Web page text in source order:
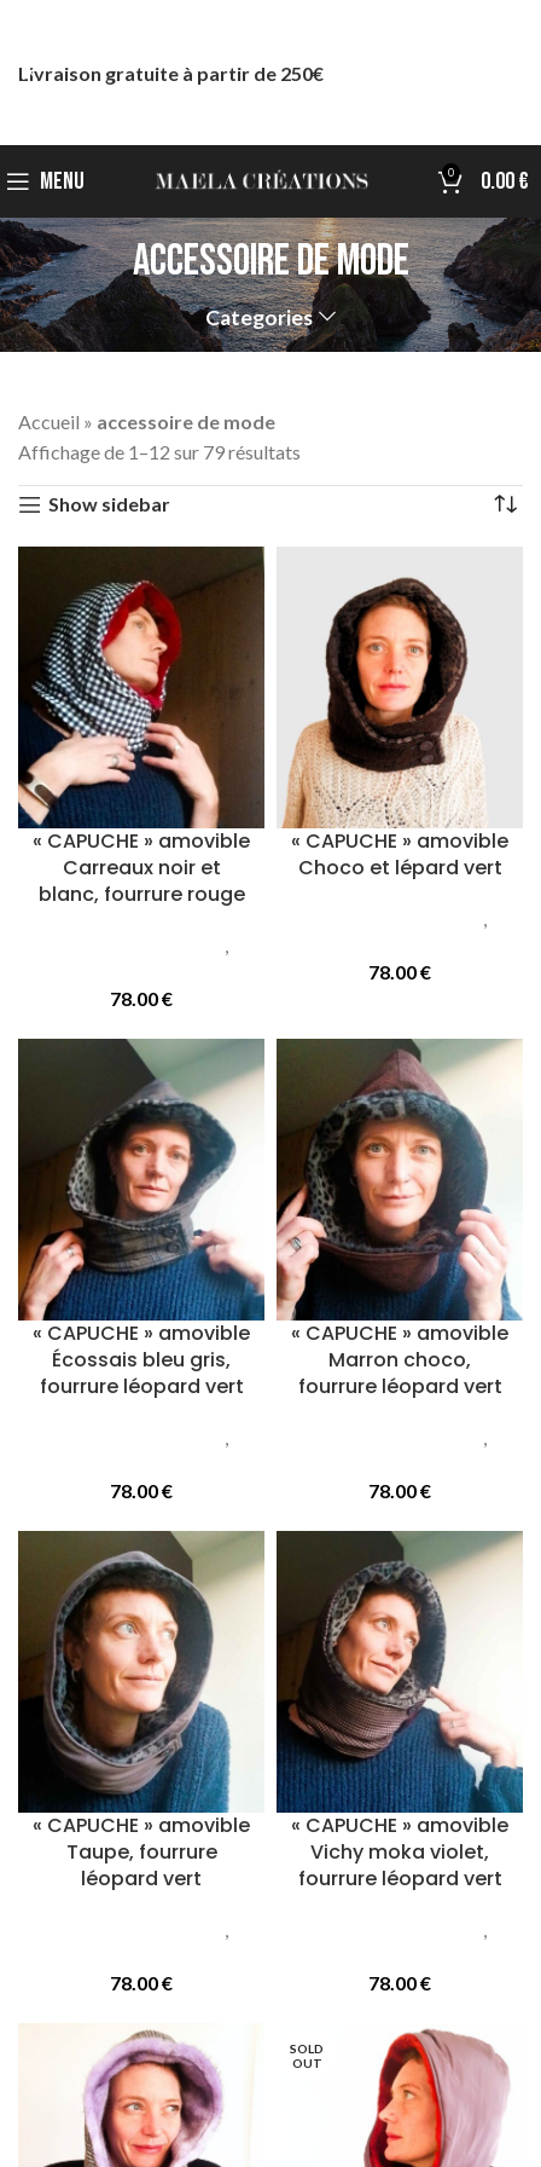
MENU 0 0.00€
accessoire de mode
Categories
Accueil » accessoire de mode
Affichage de 1–12 sur 79 résultats
Show sidebar
« CAPUCHE » amovible
Carreaux noir et
blanc, fourrure rouge
,
78.00€
« CAPUCHE » amovible
Choco et lépard vert
,
78.00€
« CAPUCHE » amovible
Écossais bleu gris,
fourrure léopard vert
,
78.00€
« CAPUCHE » amovible
Marron choco,
fourrure léopard vert
,
78.00€
« CAPUCHE » amovible
Taupe, fourrure
léopard vert
,
78.00€
« CAPUCHE » amovible
Vichy moka violet,
fourrure léopard vert
,
78.00€
SOLD
OUT
Livraison gratuite à partir de 250€